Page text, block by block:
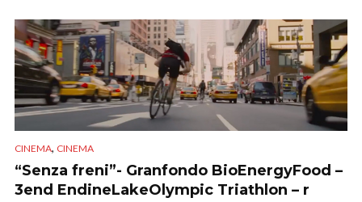
CINEMA, CINEMA
“Senza freni”- Granfondo BioEnergyFood –
3end EndineLakeOlympic Triathlon – r